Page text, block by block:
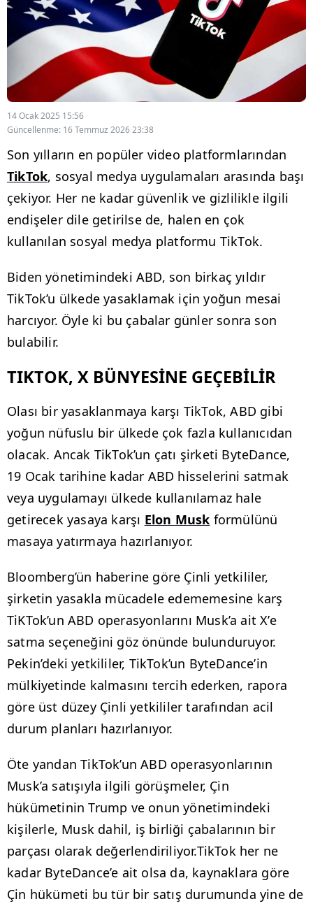
14 Ocak 2025 15:56
Güncellenme: 16 Temmuz 2026 23:38
Son yılların en popüler video platformlarından
TikTok, sosyal medya uygulamaları arasında başı
çekiyor. Her ne kadar güvenlik ve gizlilikle ilgili
endişeler dile getirilse de, halen en çok
kullanılan sosyal medya platformu TikTok.
Biden yönetimindeki ABD, son birkaç yıldır
TikTok’u ülkede yasaklamak için yoğun mesai
harcıyor. Öyle ki bu çabalar günler sonra son
bulabilir.
TIKTOK, X BÜNYESİNE GEÇEBİLİR
Olası bir yasaklanmaya karşı TikTok, ABD gibi
yoğun nüfuslu bir ülkede çok fazla kullanıcıdan
olacak. Ancak TikTok’un çatı şirketi ByteDance,
19 Ocak tarihine kadar ABD hisselerini satmak
veya uygulamayı ülkede kullanılamaz hale
getirecek yasaya karşı Elon Musk formülünü
masaya yatırmaya hazırlanıyor.
Bloomberg’ün haberine göre Çinli yetkililer,
şirketin yasakla mücadele edememesine karş
TiKTok’un ABD operasyonlarını Musk’a ait X’e
satma seçeneğini göz önünde bulunduruyor.
Pekin’deki yetkililer, TikTok’un ByteDance’in
mülkiyetinde kalmasını tercih ederken, rapora
göre üst düzey Çinli yetkililer tarafından acil
durum planları hazırlanıyor.
Öte yandan TikTok’un ABD operasyonlarının
Musk’a satışıyla ilgili görüşmeler, Çin
hükümetinin Trump ve onun yönetimindeki
kişilerle, Musk dahil, iş birliği çabalarının bir
parçası olarak değerlendiriliyor.TikTok her ne
kadar ByteDance’e ait olsa da, kaynaklara göre
Çin hükümeti bu tür bir satış durumunda yine de